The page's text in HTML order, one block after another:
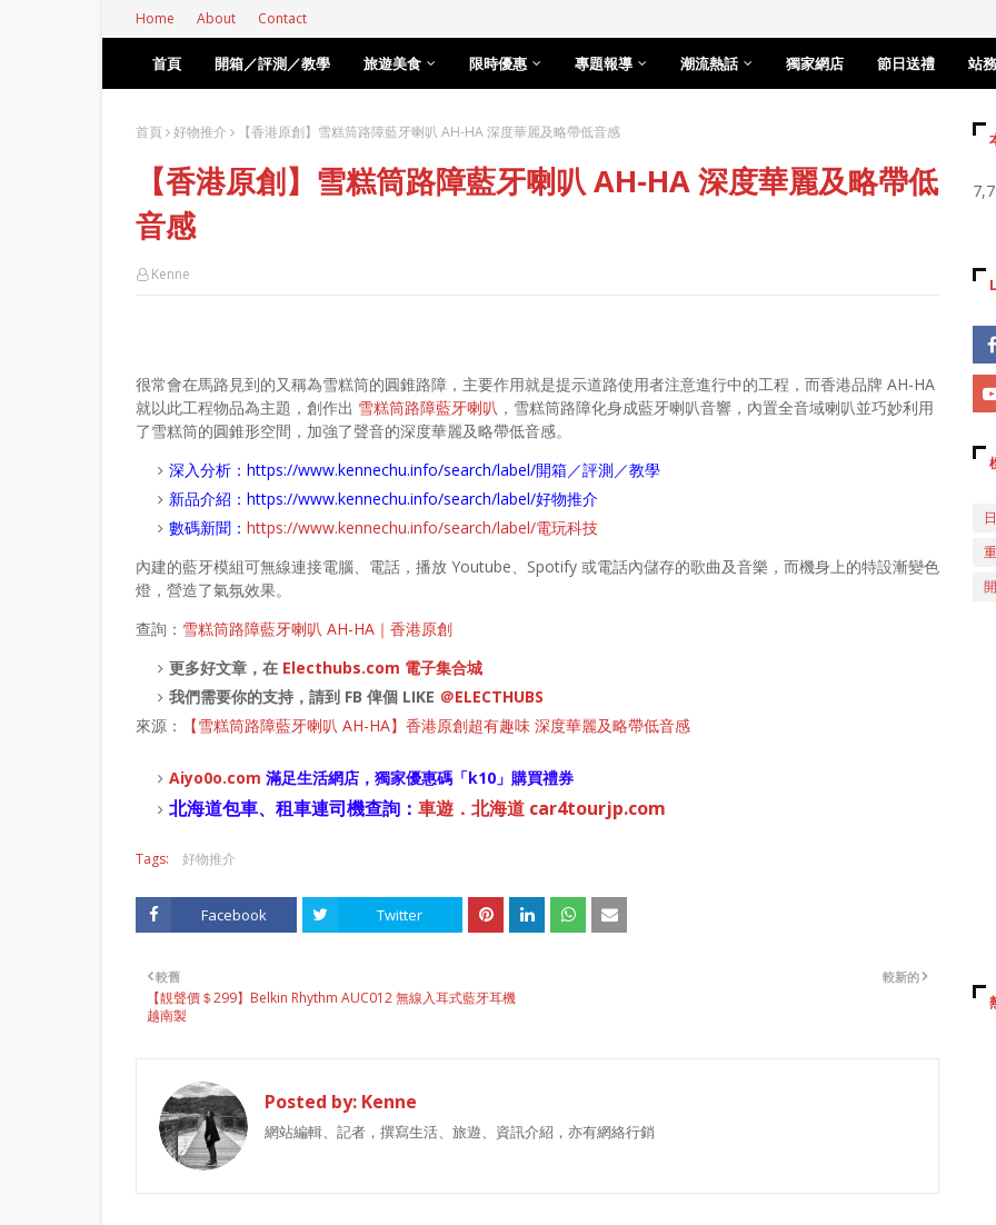
Home About Contact
首頁 開箱／評測／教學 旅遊美食 限時優惠 專題報導 潮流熱話 獨家網店 節日送禮 站
首頁 好物推介 【香港原創】雪糕筒路障藍牙喇叭 AH-HA 深度華麗及略帶低音感
【香港原創】雪糕筒路障藍牙喇叭 AH-HA 深度華麗及略帶低
音感
Kenne
很常會在馬路見到的又稱為雪糕筒的圓錐路障，主要作用就是提示道路使用者注意進行中的工程，而香港品牌 AH-HA
就以此工程物品為主題，創作出 雪糕筒路障藍牙喇叭 ，雪糕筒路障化身成藍牙喇叭音響，內置全音域喇叭並巧妙利用
了雪糕筒的圓錐形空間，加強了聲音的深度華麗及略帶低音感。
深入分析： https://www.kennechu.info/search/label/開箱／評測／教學
新品介紹： https://www.kennechu.info/search/label/好物推介
數碼新聞： https://www.kennechu.info/search/label/電玩科技
內建的藍牙模組可無線連接電腦、電話，播放 Youtube、Spotify 或電話內儲存的歌曲及音樂，而機身上的特設漸變色
燈，營造了氣氛效果。
查詢： 雪糕筒路障藍牙喇叭 AH-HA｜香港原創
更多好文章，在 Electhubs.com 電子集合城
我們需要你的支持，請到 FB 俾個 LIKE ＠ELECTHUBS
來源：
【雪糕筒路障藍牙喇叭 AH-HA】香港原創超有趣味 深度華麗及略帶低音感
Aiyo0o.com 滿足生活網店， 獨家優惠碼「k10 」購買禮券
北海道包車、租車連司機查詢： 車遊．北海道 car4tourjp.com
Tags: 好物推介
Facebook Twitter
較新的
較舊
【靚聲價＄299】Belkin Rhythm AUC012 無線入耳式藍牙耳機
越南製
Posted by: Kenne
網站編輯、記者，撰寫生活、旅遊、資訊介紹，亦有網絡行銷